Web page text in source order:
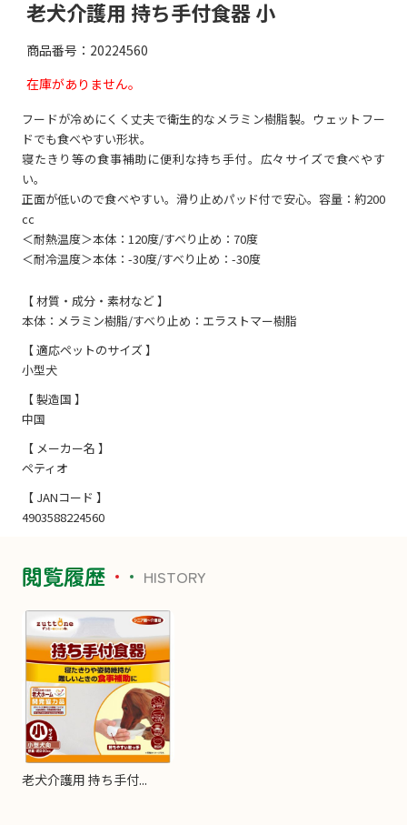
老犬介護用 持ち手付食器 小
商品番号：20224560
在庫がありません。
フードが冷めにくく丈夫で衛生的なメラミン樹脂製。ウェットフー
ドでも食べやすい形状。
寝たきり等の食事補助に便利な持ち手付。広々サイズで食べやす
い。
正面が低いので食べやすい。滑り止めパッド付で安心。容量：約200
cc
＜耐熱温度＞本体：120度/すべり止め：70度
＜耐冷温度＞本体：-30度/すべり止め：-30度
【 材質・成分・素材など 】
本体：メラミン樹脂/すべり止め：エラストマー樹脂
【 適応ペットのサイズ 】
小型犬
【 製造国 】
中国
【 メーカー名 】
ペティオ
【 JANコード 】
4903588224560
閲覧履歴 HISTORY
老犬介護用 持ち手付...